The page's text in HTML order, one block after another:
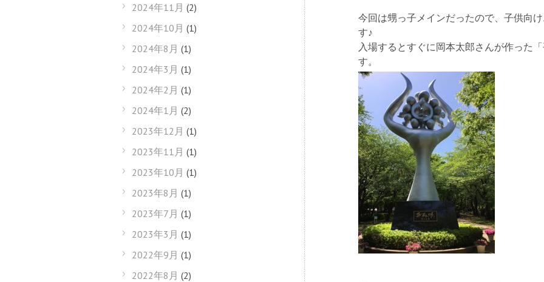
今回は甥っ子メインだったので、子供向
す♪
入場するとすぐに岡本太郎さんが作った
す。
2024年11月 (2)
2024年10月 (1)
2024年8月 (1)
2024年3月 (1)
2024年2月 (1)
2024年1月 (2)
2023年12月 (1)
2023年11月 (1)
2023年10月 (1)
2023年8月 (1)
2023年7月 (1)
2023年3月 (1)
2022年9月 (1)
2022年8月 (2)